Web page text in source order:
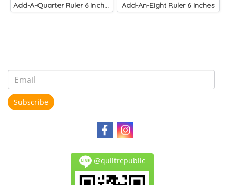
Add-A-Quarter Ruler 6 Inches ไม้บรรทัด Paper Pieicng Add-An-Eight Ruler 6 Inches
Subscribe
@quiltrepublic